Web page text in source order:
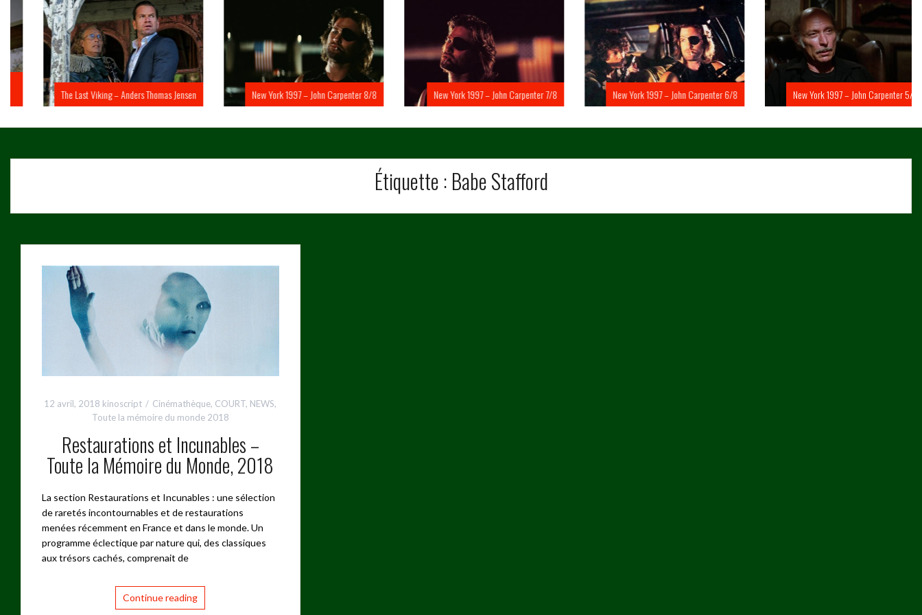
The Last Viking – Anders Thomas Jensen New York 1997 – John Carpenter 8/8 New York 1997 – John Carpenter 7/8 New York 1997 – John Carpenter 6/8 New York 1997 – John Carpenter 5/8
Étiquette : Babe Stafford
12 avril, 2018 kinoscript Cinémathèque, COURT, NEWS,
Toute la mémoire du monde 2018
Restaurations et Incunables –
Toute la Mémoire du Monde, 2018
La section Restaurations et Incunables : une sélection
de raretés incontournables et de restaurations
menées récemment en France et dans le monde. Un
programme éclectique par nature qui, des classiques
aux trésors cachés, comprenait de
Continue reading